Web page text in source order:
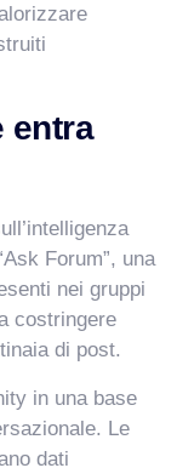
entra
Forum”, una
nei gruppi
costringere
di post.
in una base
Le
dati